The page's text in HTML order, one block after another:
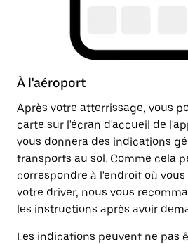
À l'aéroport
Après votre atterrissage, vous
carte sur l'écran d'accueil de
vous donnera des indications
transports au sol. Comme cela
correspondre à l'endroit où
votre driver, nous vous
les instructions après avoir
Les indications peuvent ne pas